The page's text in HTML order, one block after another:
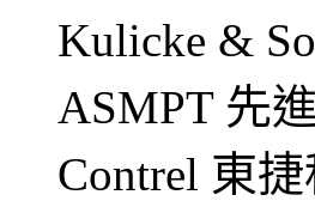
Kulicke &
ASMPT 先
Contrel 東